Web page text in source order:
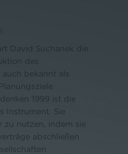
David Suchanek die
des
bekannt als
1999 ist die
Instrument. Sie
zu nutzen, indem sie
abschließen